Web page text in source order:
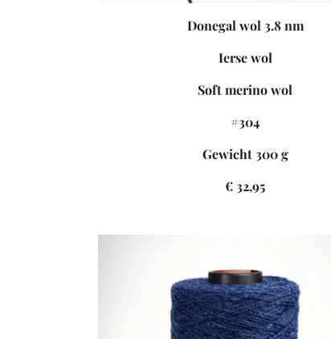
Donegal wol 3.8 nm
Ierse wol
Soft merino wol
#304
Gewicht 300 g
€ 32,95